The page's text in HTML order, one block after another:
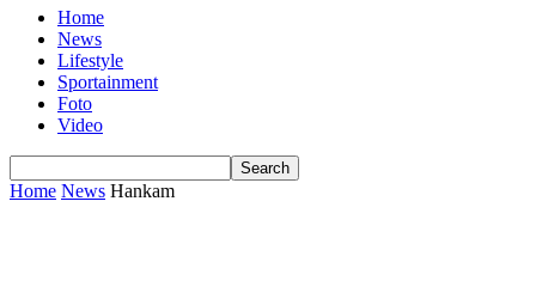
Home
News
Lifestyle
Sportainment
Foto
Video
Home News Hankam